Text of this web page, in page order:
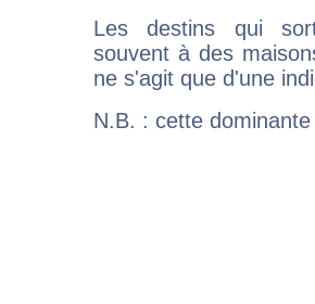
Les destins qui
souvent à des
ne s'agit que d'une
N.B. : cette